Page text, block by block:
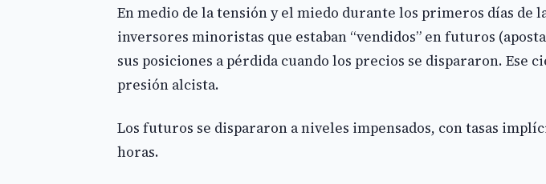
En medio de la tensión y el miedo durante los primeros días de
inversores minoristas que estaban “vendidos” en futuros
sus posiciones a pérdida cuando los precios se dispararon.
presión alcista.
Los futuros se dispararon a niveles impensados, con tasas
horas.